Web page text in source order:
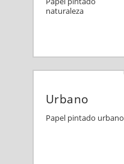
naturaleza
Urbano
Papel pintado urbano